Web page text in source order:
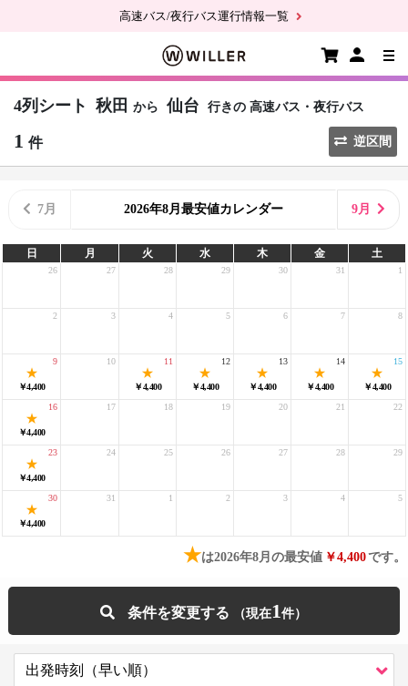
高速バス/夜行バス運行情報一覧
4列シート 秋田 から 仙台 行きの 高速バス・夜行バス
1 件 逆区間
7月 2026年8月最安値カレンダー 9月
日 月 火 水 木 金 土
26 27 28 29 30 31 1
2 3 4 5 6 7 8
￥4,400
9 10
￥4,400
11
￥4,400
12
￥4,400
13
￥4,400
14
￥4,400
15
￥4,400
16 17 18 19 20 21 22
￥4,400
23 24 25 26 27 28 29
￥4,400
30 31 1 2 3 4 5
★は2026年8月の最安値 ￥4,400です。
条件を変更する 1